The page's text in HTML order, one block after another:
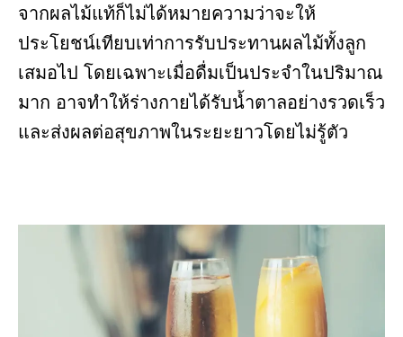
จากผลไม้แท้ก็ไม่ได้หมายความว่าจะให้
ประโยชน์เทียบเท่าการรับประทานผลไม้ทั้งลูก
เสมอไป โดยเฉพาะเมื่อดื่มเป็นประจำในปริมาณ
มาก อาจทำให้ร่างกายได้รับน้ำตาลอย่างรวดเร็ว
และส่งผลต่อสุขภาพในระยะยาวโดยไม่รู้ตัว